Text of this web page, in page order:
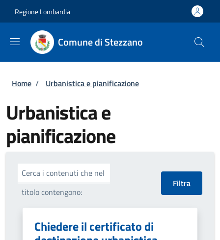
Regione Lombardia
Comune di Stezzano
Briciole di pane
Home / Urbanistica e pianificazione
Urbanistica e
pianificazione
Cerca i contenuti che nel
titolo contengono:
Chiedere il certificato di